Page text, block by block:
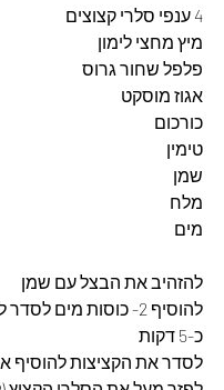
4 ענפי סלרי קצוצים
מיץ מחצי לימון
פלפל שחור גרוס
אגוז מוסקט
כורכום
טימין
שמן
מלח
מים
להזהיב את הבצל עם שמן
להוסיף 2- כוסות מים
כ-5 דקות
לסדר את הקציצות להוסיף